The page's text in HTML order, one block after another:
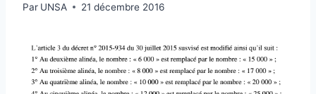
Par UNSA 21 décembre 2016